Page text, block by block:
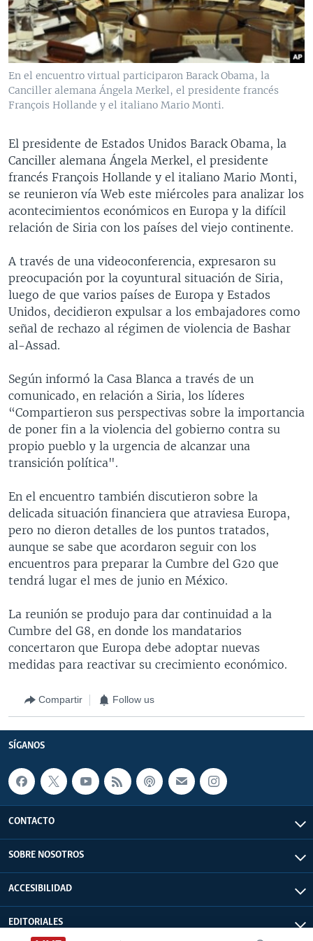
VENEZUELA
BRASIL
NICARAGUA
ECONOMÍA
ENTRETENIMIENTO Y CULTURA
TECNOLOGÍA
DEPORTES
CIENCIA Y SALUD
MULTIMEDIA
VIDEOS
FOTOGRAFÍA
AUDIOS
PROGRAMAS TV
EL MUNDO AL DÍA
FORO INTERAMERICANO
VISIÓN 360
LAS CLAVES
PANORAMA
RADIO
AVANCE INFORMATIVO
AUDIONOTICIAS
BUENOS DÍAS AMÉRICA
ESTADOS UNIDOS AL DÍA
EL MUNDO AL DÍA [RADIO]
FORO [RADIO]
NOTA ECONÓMICA
ENTRETENIMIENTO
DIRECT
DOCUMENTALES DE LA VOA
Learning English
Idiomas
En el encuentro virtual participaron Barack Obama, la
Canciller alemana Ángela Merkel, el presidente francés
François Hollande y el italiano Mario Monti.
El presidente de Estados Unidos Barack Obama, la
Canciller alemana Ángela Merkel, el presidente
francés François Hollande y el italiano Mario Monti,
se reunieron vía Web este miércoles para analizar los
acontecimientos económicos en Europa y la difícil
relación de Siria con los países del viejo continente.
A través de una videoconferencia, expresaron su
preocupación por la coyuntural situación de Siria,
luego de que varios países de Europa y Estados
Unidos, decidieron expulsar a los embajadores como
señal de rechazo al régimen de violencia de Bashar
al-Assad.
Según informó la Casa Blanca a través de un
comunicado, en relación a Siria, los líderes
“Compartieron sus perspectivas sobre la importancia
de poner fin a la violencia del gobierno contra su
propio pueblo y la urgencia de alcanzar una
transición política".
En el encuentro también discutieron sobre la
delicada situación financiera que atraviesa Europa,
pero no dieron detalles de los puntos tratados,
aunque se sabe que acordaron seguir con los
encuentros para preparar la Cumbre del G20 que
tendrá lugar el mes de junio en México.
La reunión se produjo para dar continuidad a la
Cumbre del G8, en donde los mandatarios
concertaron que Europa debe adoptar nuevas
medidas para reactivar su crecimiento económico.
Compartir Follow us
SÍGANOS
CONTACTO
SOBRE NOSOTROS
ACCESIBILIDAD
EDITORIALES